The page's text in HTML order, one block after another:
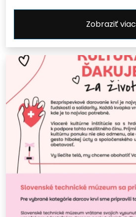
Zobraziť viac